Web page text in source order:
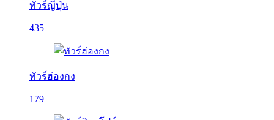
ทัวร์ญี่ปุ่น
435
ทัวร์ฮ่องกง
179